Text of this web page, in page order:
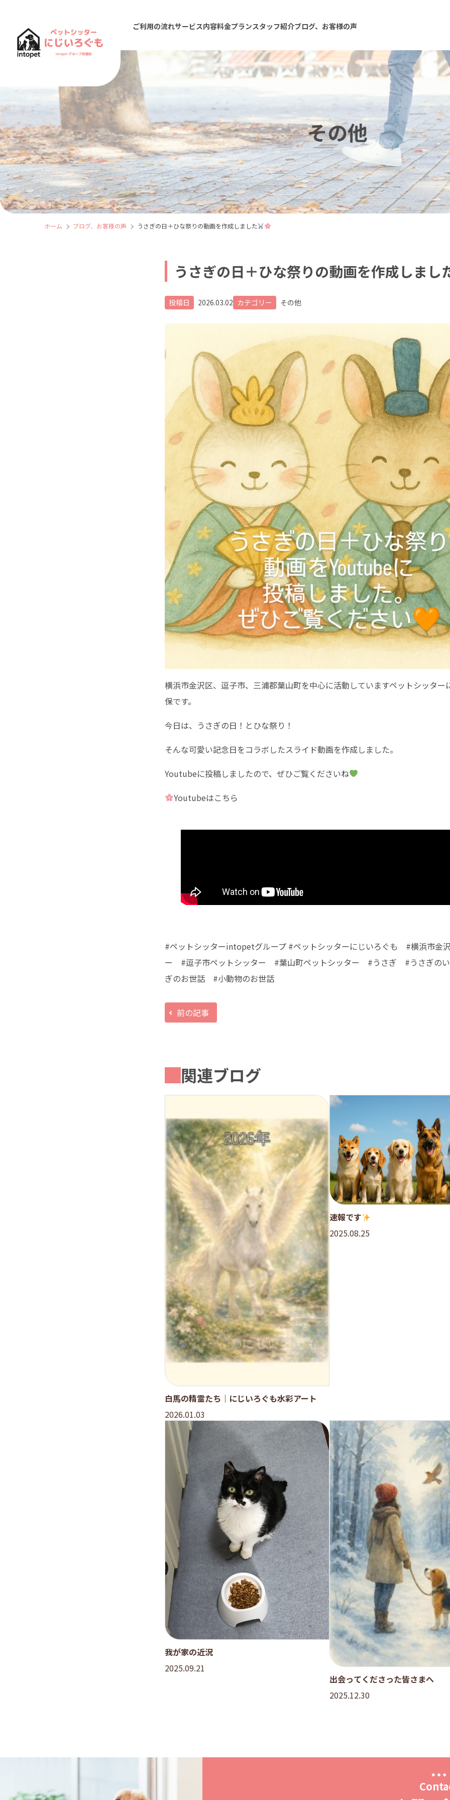
ご利用の流れサービス内容料金プランスタッフ紹介ブログ、お客様の声
その他
ホーム ブログ、お客様の声 うさぎの日＋ひな祭りの動画を作成しました
うさぎの日＋ひな祭りの動画を作成しまし
投稿日 2026.03.02 カテゴリー その他
横浜市金沢区、逗子市、三浦郡葉山町を中心に活動していますペットシッター
保です。
今日は、うさぎの日！とひな祭り！
そんな可愛い記念日をコラボしたスライド動画を作成しました。
Youtubeに投稿しましたので、ぜひご覧くださいね
Youtubeはこちら
#ペットシッターintopetグループ #ペットシッターにじいろぐも #横浜市金
ー #逗子市ペットシッター #葉山町ペットシッター #うさぎ #うさぎの
ぎのお世話 #小動物のお世話
前の記事
関連ブログ
白馬の精霊たち｜にじいろぐも水彩アート
2026.01.03
速報です
2025.08.25
我が家の近況
2025.09.21
出会ってくださった皆さまへ
2025.12.30